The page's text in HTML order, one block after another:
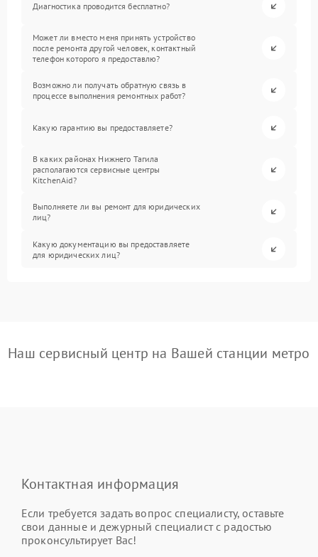
Диагностика проводится бесплатно?
Может ли вместо меня принять устройство
после ремонта другой человек, контактный
телефон которого я предоставлю?
Возможно ли получать обратную связь в
процессе выполнения ремонтных работ?
Какую гарантию вы предоставляете?
В каких районах Нижнего Тагила
располагаются сервисные центры
KitchenAid?
Выполняете ли вы ремонт для юридических
лиц?
Какую документацию вы предоставляете
для юридических лиц?
Наш сервисный центр на Вашей станции метро
Контактная информация
Если требуется задать вопрос специалисту, оставьте
свои данные и дежурный специалист с радостью
проконсультирует Вас!